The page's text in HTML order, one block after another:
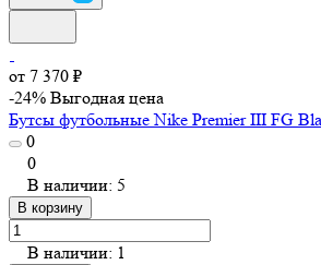
от 7 370 ₽
-24% Выгодная цена
Бутсы футбольные Nike Premier III FG
0
0
В наличии: 5
В корзину
В наличии: 1